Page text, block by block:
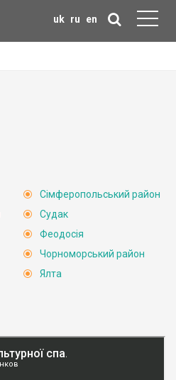
uk ru en
Сімферопольський район
Судак
Феодосія
Чорноморський район
Ялта